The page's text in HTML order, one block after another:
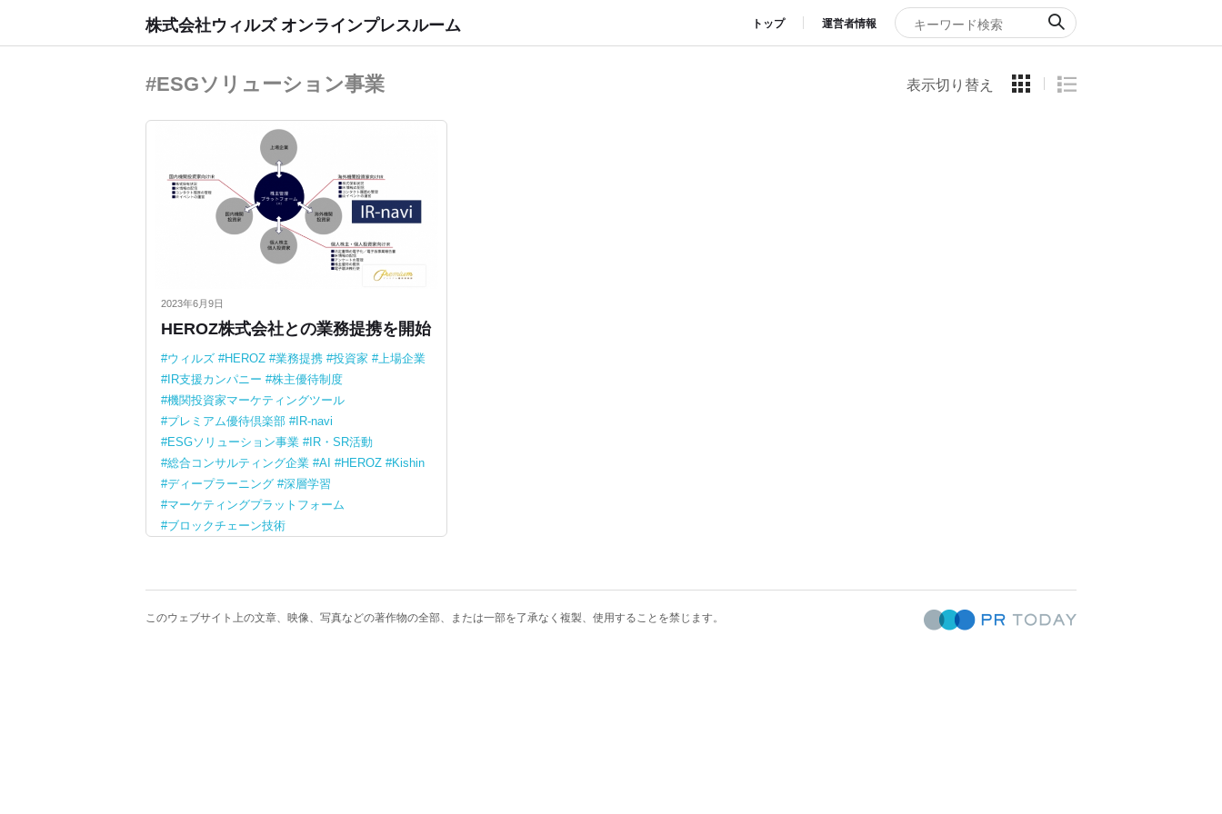
株式会社ウィルズ オンラインプレスルーム トップ 運営者情報
#ESGソリューション事業 表示切り替え
2023年6月9日
HEROZ株式会社との業務提携を開始
ウィルズ HEROZ 業務提携 投資家
上場企業
IR支援カンパニー
株主優待制度
機関投資家マーケティングツール
プレミアム優待倶楽部
IR-navi
ESGソリューション事業
IR・SR活動
総合コンサルティング企業
AI HEROZ
Kishin
ディープラーニング
深層学習
マーケティングプラットフォーム
ブロックチェーン技術
このウェブサイト上の文章、映像、写真などの著作物の全部、または一部を了承なく複製、使用することを禁じます。